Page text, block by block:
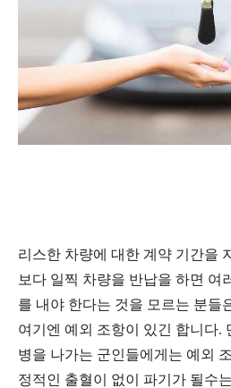
리스한 차량에 대한 계약 기간을
보다 일찍 차량을 반납을 하면 여
를 내야 한다는 것을 모르는 분들
여기엔 예외 조항이 있긴 합니다.
병을 나가는 군인들에게는 예외
정적인 출혈이 없이 파기가 될수